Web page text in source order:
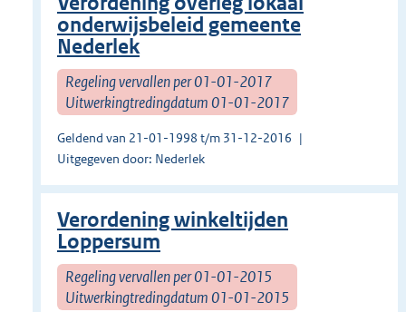
onderwijsbeleid gemeente
Nederlek
Regeling vervallen per 01-01-2017
Uitwerkingtredingdatum 01-01-2017
Geldend van 21-01-1998 t/m 31-12-2016
Uitgegeven door: Nederlek
Verordening winkeltijden
Loppersum
Regeling vervallen per 01-01-2015
Uitwerkingtredingdatum 01-01-2015